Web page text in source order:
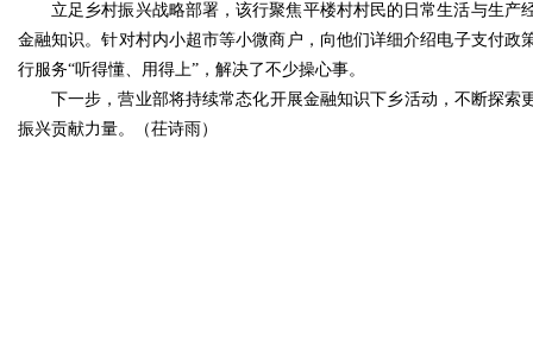
立足乡村振兴战略部署，该行聚焦平楼村村民的日常生活与生
金融知识。针对村内小超市等小微商户，向他们详细介绍电子支付
行服务“听得懂、用得上”，解决了不少操心事。
下一步，营业部将持续常态化开展金融知识下乡活动，不断探
振兴贡献力量。（茌诗雨）